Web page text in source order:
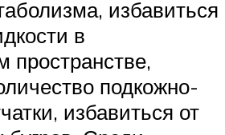
избавиться
в
пространстве,
подкожно-
избавиться от